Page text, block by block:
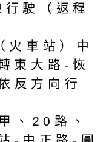
駛（返程
火車站）中
東大路-恢
反方向行
、20路、